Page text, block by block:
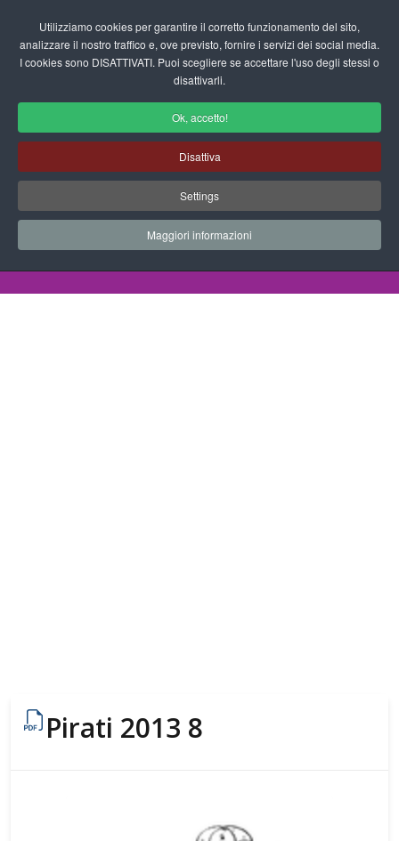
Utilizziamo cookies per garantire il corretto funzionamento del sito,
analizzare il nostro traffico e, ove previsto, fornire i servizi dei social media.
I cookies sono DISATTIVATI. Puoi scegliere se accettare l'uso degli stessi o
disattivarli.
Ok, accetto!
Disattiva
Settings
Maggiori informazioni
fas
Disegni da Colorare Pirati
Progetti Didattici, Disegni, Schede
Didattiche e tanto altro ancora.
Disegni da Colorare
Pirati 2013 8